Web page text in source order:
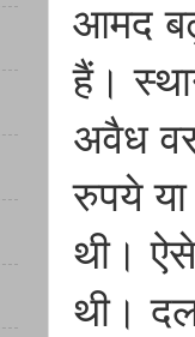
आमद
हैं।
अवैध
रुपये
थी।
थी।